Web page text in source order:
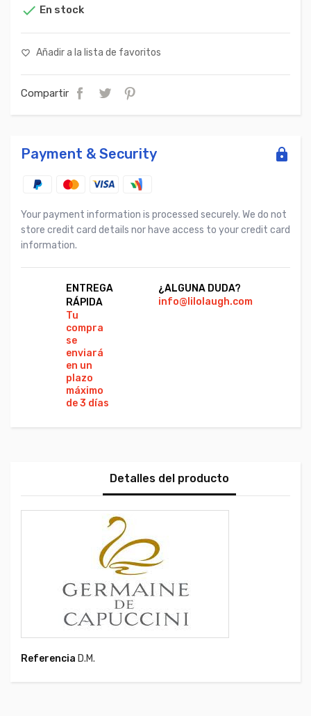
 En stock
favorite_border Añadir a la lista de favoritos
Compartir
Payment & Security
Your payment information is processed securely. We do not
store credit card details nor have access to your credit card
information.
ENTREGA
RÁPIDA
Tu
compra
se
enviará
en un
plazo
máximo
de 3 días
¿ALGUNA DUDA?
info@lilolaugh.com
Detalles del producto
Referencia D.M.